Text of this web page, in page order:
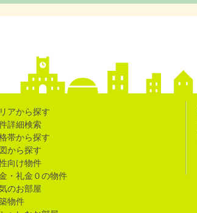
アから探す
詳細検索
帯から探す
から探す
向け物件
・礼金０の物件
のお部屋
物件